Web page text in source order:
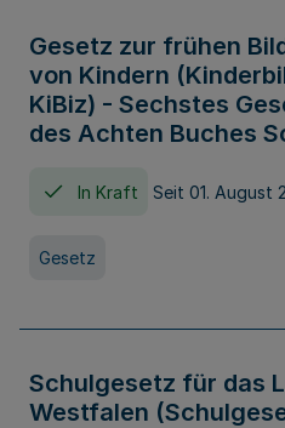
Gesetz zur frühen
von Kindern
KiBiz) - Sechstes
des Achten Buches
In Kraft Seit 01. August
Gesetz
Schulgesetz für das
Westfalen